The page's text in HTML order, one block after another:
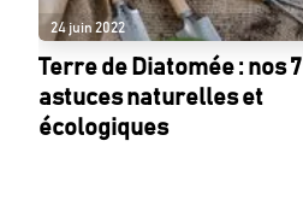
24 juin 2022
Terre de Diatomée : nos 7
astuces naturelles et
écologiques